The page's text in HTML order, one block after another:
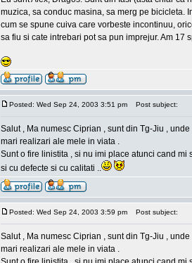
muzica, sa conduc masina, sa merg pe bicicleta.
cum se spune cuiva care vorbeste incontinuu,
sa fiu si cate intrebari pot sa pun imprejur. Am 17
Posted: Wed Sep 24, 2003 3:51 pm Post subject:
Salut , Ma numesc Ciprian , sunt din Tg-Jiu ,
mari realizari ale mele in viata .
Sunt o fire linistita , si nu imi place atunci cand
si cu defecte si cu calitati ..
Posted: Wed Sep 24, 2003 3:59 pm Post subject:
Salut , Ma numesc Ciprian , sunt din Tg-Jiu ,
mari realizari ale mele in viata .